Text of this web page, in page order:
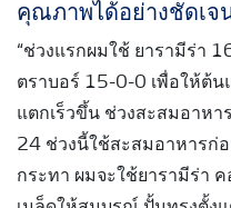
คุณภาพได้อย่างชัดเจ
“ช่วงแรกผมใช้ ยารามีร่า
ตราบอร์ 15-0-0 เพื่อให้ต้น
แตกเร็วขึ้น ช่วงสะสมอาหา
24 ช่วงนี้ใช้สะสมอาหารก่
กระทา ผมจะใช้ยารามีร่า